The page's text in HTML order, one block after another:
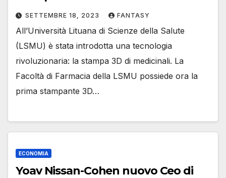
SETTEMBRE 18, 2023 FANTASY
All’Università Lituana di Scienze della Salute
(LSMU) è stata introdotta una tecnologia
rivoluzionaria: la stampa 3D di medicinali. La
Facoltà di Farmacia della LSMU possiede ora la
prima stampante 3D…
ECONOMIA
Yoav Nissan-Cohen nuovo Ceo di